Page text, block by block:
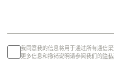
我同意我的信息将用于通过所有通信
更多信息和撤销说明请参阅我们的隐